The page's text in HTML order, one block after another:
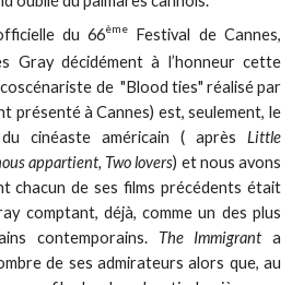
du 66ème
Festival de Cannes,
Gray décidément à l’honneur cette
coscénariste de "Blood ties" réalisé par
présenté à Cannes) est, seulement, le
cinéaste américain ( après Little
appartient, Two lovers) et nous avons
chacun de ses films précédents était
comptant, déjà, comme un des plus
contemporains. The Immigrant a
de ses admirateurs alors que, au